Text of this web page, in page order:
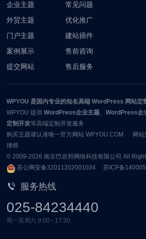
企业主题
外贸主题
门户主题
案例展示
提交网站
常见问题
优化推广
建站插件
售前咨询
售后服务
WPYOU 是国内专业的知名高端 WordPress 网站定
WPYOU 提供WordPress企业主题 、WordPress企
定制开发等高端定制开发服务
购买主题请认准唯一官方网站 WPYOU.COM 网站
律师
© 2009-2026南京巴谷邦网络科技有限公司 All
苏公网安备32011202001034
苏ICP备
服务热线
025-84234440
周一至周六 9:00 - 17:30